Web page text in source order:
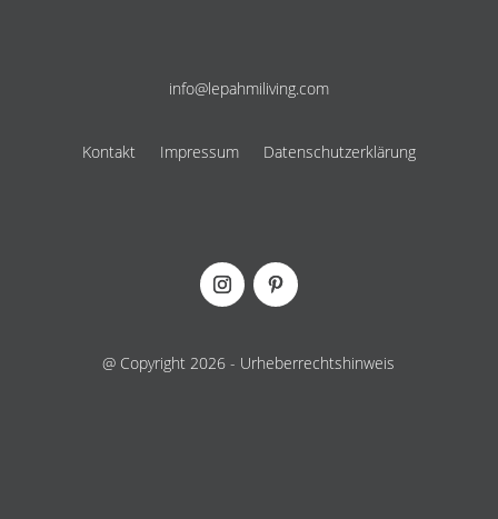
info@lepahmiliving.com
Kontakt Impressum Datenschutzerklärung
@ Copyright 2026 - Urheberrechtshinweis